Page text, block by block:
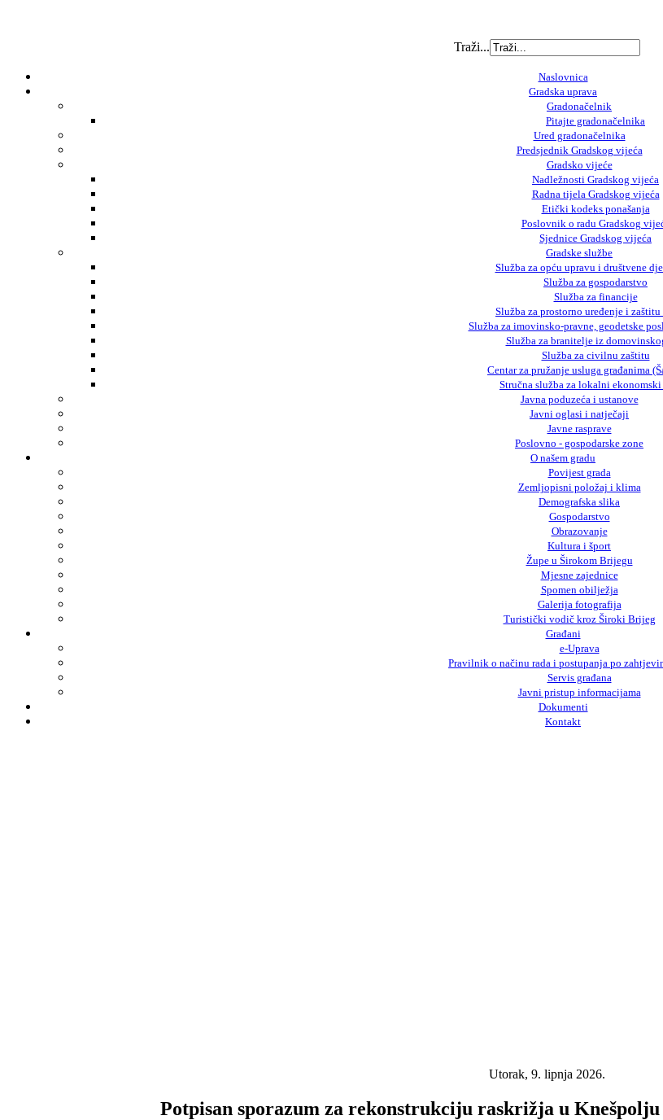
Traži...
Naslovnica
Gradska uprava
Gradonačelnik
Pitajte gradonačelnika
Ured gradonačelnika
Predsjednik Gradskog vijeća
Gradsko vijeće
Nadležnosti Gradskog vijeća
Radna tijela Gradskog vijeća
Etički kodeks ponašanja
Poslovnik o radu Gradskog
Sjednice Gradskog vijeća
Gradske službe
Služba za opću upravu i društvene
Služba za gospodarstvo
Služba za financije
Služba za prostorno uređenje i
Služba za imovinsko-pravne, geodetske
Služba za branitelje iz
Služba za civilnu zaštitu
Centar za pružanje usluga građanima
Stručna služba za lokalni
Javna poduzeća i ustanove
Javni oglasi i natječaji
Javne rasprave
Poslovno - gospodarske zone
O našem gradu
Povijest grada
Zemljopisni položaj i klima
Demografska slika
Gospodarstvo
Obrazovanje
Kultura i šport
Župe u Širokom Brijegu
Mjesne zajednice
Spomen obilježja
Galerija fotografija
Turistički vodič kroz Široki Brijeg
Građani
e-Uprava
Pravilnik o načinu rada i postupanja po
Servis građana
Javni pristup informacijama
Dokumenti
Kontakt
Utorak, 9. lipnja 2026.
Potpisan sporazum za rekonstrukciju raskrižja u